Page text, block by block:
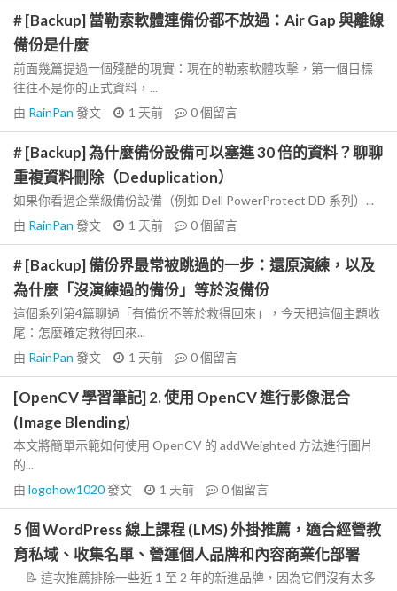
# [Backup] 當勒索軟體連備份都不放過：Air Gap 與離線
備份是什麼
前面幾篇提過一個殘酷的現實：現在的勒索軟體攻擊，第一個目標
往往不是你的正式資料，...
由 RainPan 發文 1 天前 0個留言
# [Backup] 為什麼備份設備可以塞進 30 倍的資料？聊聊
重複資料刪除（Deduplication）
如果你看過企業級備份設備（例如 Dell PowerProtect DD 系列）...
由 RainPan 發文 1 天前 0個留言
# [Backup] 備份界最常被跳過的一步：還原演練，以及
為什麼「沒演練過的備份」等於沒備份
這個系列第4篇聊過「有備份不等於救得回來」，今天把這個主題收
尾：怎麼確定救得回來...
由 RainPan 發文 1 天前 0個留言
[OpenCV 學習筆記] 2. 使用 OpenCV 進行影像混合
(Image Blending)
本文將簡單示範如何使用 OpenCV 的 addWeighted 方法進行圖片
的...
由 logohow1020發文 1 天前 0個留言
5 個 WordPress 線上課程 (LMS) 外掛推薦，適合經營教
育私域、收集名單、營運個人品牌和內容商業化部署
📝 這次推薦排除一些近 1 至 2 年的新進品牌，因為它們沒有太多